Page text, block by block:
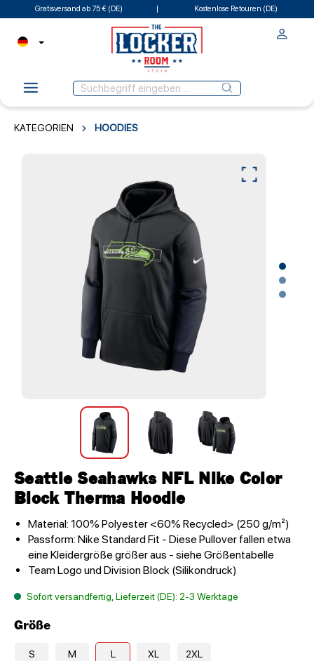
Gratisversand ab 75 € (DE) Kostenlose Retouren (DE)
KATEGORIEN HOODIES
Seattle Seahawks NFL Nike Color
Block Therma Hoodie
Material: 100% Polyester <60% Recycled> (250 g/m²)
Passform: Nike Standard Fit - Diese Pullover fallen etwa
eine Kleidergröße größer aus - siehe Größentabelle
Team Logo und Division Block (Silikondruck)
Sofort versandfertig, Lieferzeit (DE): 2-3 Werktage
Größe
S M L XL 2XL